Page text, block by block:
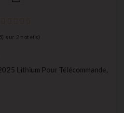
5) sur 2 note(s)
Lithium Pour Télécommande,